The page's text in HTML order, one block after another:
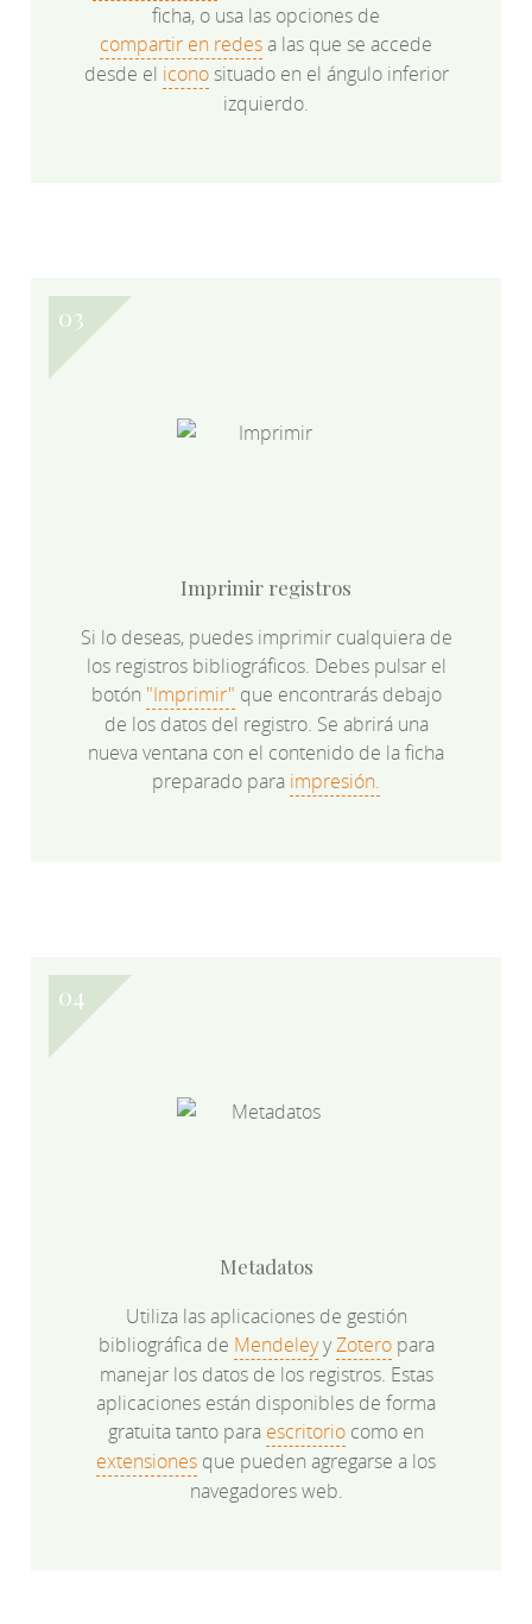
ficha, o usa las opciones de
compartir en redesa las que se accede
desde el iconosituado en el ángulo inferior
izquierdo.
Imprimir registros
Si lo deseas, puedes imprimir cualquiera de
los registros bibliográficos. Debes pulsar el
botón "Imprimir" que encontrarás debajo
de los datos del registro. Se abrirá una
nueva ventana con el contenido de la ficha
preparado para impresión.
Metadatos
Utiliza las aplicaciones de gestión
bibliográfica de MendeleyyZoteropara
manejar los datos de los registros. Estas
aplicaciones están disponibles de forma
gratuita tanto para escritorio como en
extensiones que pueden agregarse a los
navegadores web.